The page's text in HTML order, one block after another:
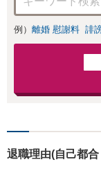
例） 離婚 慰謝料 誹
退職理由(自己都